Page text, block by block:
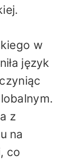
w
język
z
na
co